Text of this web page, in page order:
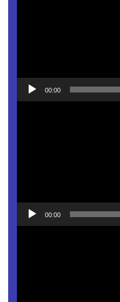
00:00
00:00